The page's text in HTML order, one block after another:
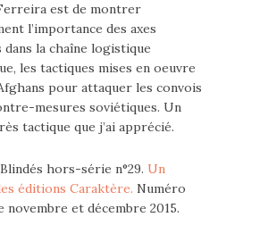
est de montrer
l’importance des axes
la chaîne logistique
les tactiques mises en oeuvre
pour attaquer les convois
mesures soviétiques. Un
tactique que j’ai apprécié.
hors-série n°29. Un
éditions Caraktère. Numéro
novembre et décembre 2015.